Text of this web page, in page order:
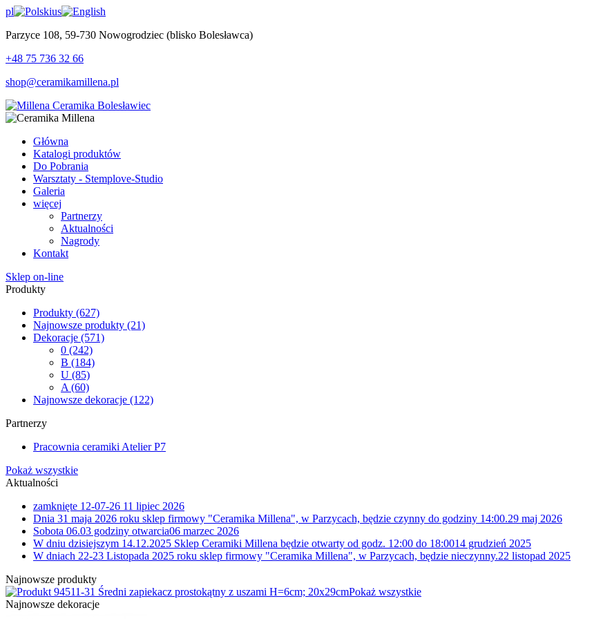
pl
us
Parzyce 108, 59-730 Nowogrodziec (blisko Bolesławca)
+48 75 736 32 66
shop@ceramikamillena.pl
Główna
Katalogi produktów
Do Pobrania
Warsztaty - Stemplove-Studio
Galeria
więcej
Partnerzy
Aktualności
Nagrody
Kontakt
Sklep on-line
Produkty
Produkty (627)
Najnowsze produkty (21)
Dekoracje (571)
0 (242)
B (184)
U (85)
A (60)
Najnowsze dekoracje (122)
Partnerzy
Pracownia ceramiki Atelier P7
Pokaż wszystkie
Aktualności
zamknięte 12-07-26 11 lipiec 2026
Dnia 31 maja 2026 roku sklep firmowy "Ceramika Millena", w Parzycach, będzie czynny do godziny 14:00.29 maj 2026
Sobota 06.03 godziny otwarcia06 marzec 2026
W dniu dzisiejszym 14.12.2025 Sklep Ceramiki Millena będzie otwarty od godz. 12:00 do 18:0014 grudzień 2025
W dniach 22-23 Listopada 2025 roku sklep firmowy "Ceramika Millena", w Parzycach, będzie nieczynny.22 listopad 2025
Najnowsze produkty
11-31 Średni zapiekacz prostokątny z uszami H=6cm; 20x29cmPokaż wszystkie
Najnowsze dekoracje